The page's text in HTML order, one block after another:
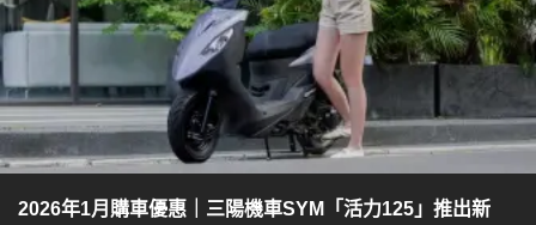
2026年1月購車優惠｜三陽機車SYM「活力125」推出新